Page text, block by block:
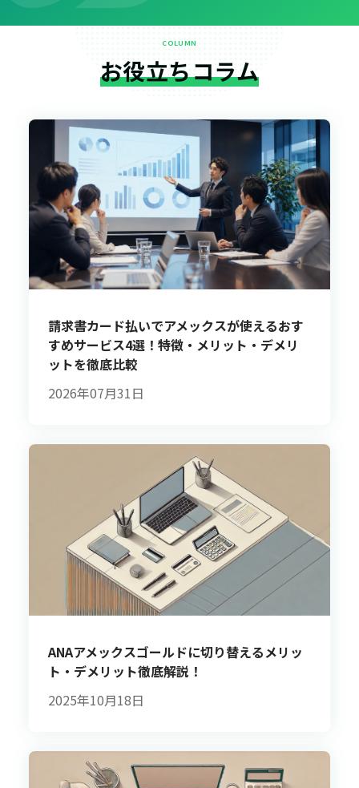
COLUMN
お役立ちコラム
請求書カード払いでアメックスが使えるおす
すめサービス4選！特徴・メリット・デメリ
ットを徹底比較
2026年07月31日
ANAアメックスゴールドに切り替えるメリッ
ト・デメリット徹底解説！
2025年10月18日